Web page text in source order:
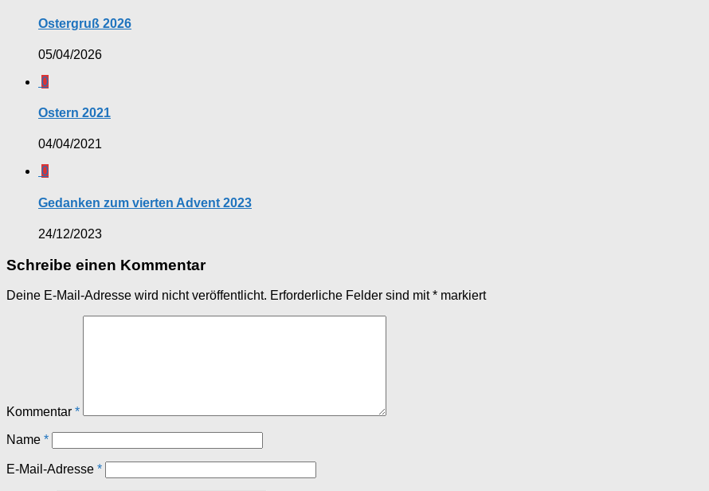
Ostergruß 2026
05/04/2026
0
Ostern 2021
04/04/2021
0
Gedanken zum vierten Advent 2023
24/12/2023
Schreibe einen Kommentar
Deine E-Mail-Adresse wird nicht veröffentlicht. Erforderliche Felder sind mit* markiert
Kommentar *
Name *
E-Mail-Adresse *